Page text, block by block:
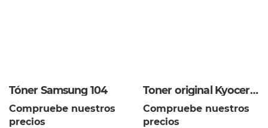
Tóner Samsung 104
Compruebe nuestros
precios
Toner original Kyocera TK 477
Compruebe nuestros
precios